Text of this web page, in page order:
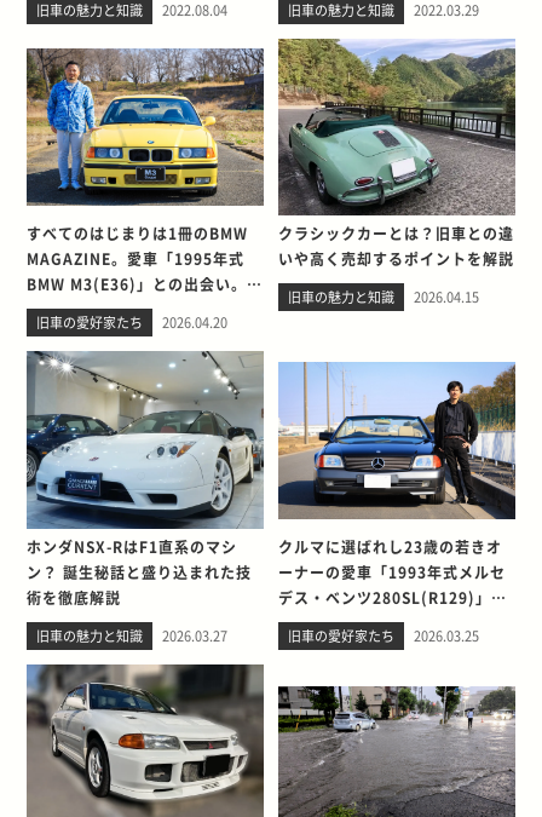
旧車の魅力と知識 2022.08.04 旧車の魅力と知識 2022.03.29
すべてのはじまりは1冊のBMW
MAGAZINE。愛車「1995年式
BMW M3(E36)」との出会い。そ
して別れを考える
旧車の愛好家たち 2026.04.20
クラシックカーとは？旧車との違
いや高く売却するポイントを解説
旧車の魅力と知識 2026.04.15
ホンダNSX-RはF1直系のマシ
ン？ 誕生秘話と盛り込まれた技
術を徹底解説
旧車の魅力と知識 2026.03.27
クルマに選ばれし23歳の若きオ
ーナーの愛車「1993年式メルセ
デス・ベンツ280SL(R129)」と
の出会い。そして別れを考える
旧車の愛好家たち 2026.03.25